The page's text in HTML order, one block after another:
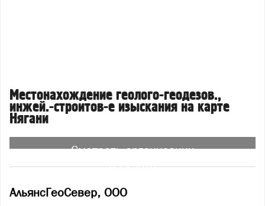
Местонахождение геолого-геодезов.,
инжей.-строитов-e изыскания на карте
Нягани
Смотреть организации
на карте
АльянсГеоСевер, ООО